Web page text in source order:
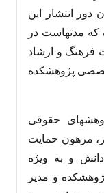
انتشار این
مدتهاست در
و ارشاد
پژوهشکده
حقوقی
مرهون حمایت
و به ویژه
و مدیر